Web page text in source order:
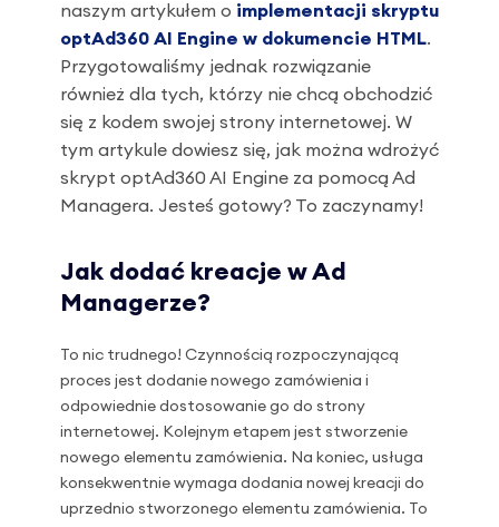
naszym artykułem o implementacji skryptu
optAd360 AI Engine w dokumencie HTML.
Przygotowaliśmy jednak rozwiązanie
również dla tych, którzy nie chcą obchodzić
się z kodem swojej strony internetowej. W
tym artykule dowiesz się, jak można wdrożyć
skrypt optAd360 AI Engine za pomocą Ad
Managera. Jesteś gotowy? To zaczynamy!
Jak dodać kreacje w Ad
Managerze?
To nic trudnego! Czynnością rozpoczynającą
proces jest dodanie nowego zamówienia i
odpowiednie dostosowanie go do strony
internetowej. Kolejnym etapem jest stworzenie
nowego elementu zamówienia. Na koniec, usługa
konsekwentnie wymaga dodania nowej kreacji do
uprzednio stworzonego elementu zamówienia. To